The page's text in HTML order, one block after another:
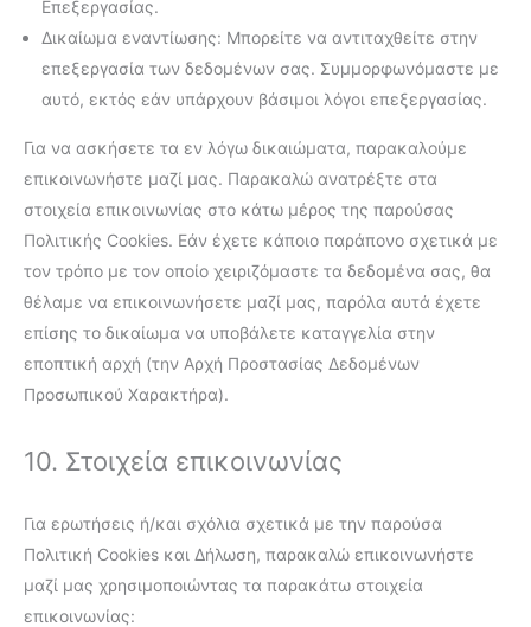
Επεξεργασίας.
Δικαίωμα εναντίωσης: Μπορείτε να αντιταχθείτε στην
επεξεργασία των δεδομένων σας. Συμμορφωνόμαστε με
αυτό, εκτός εάν υπάρχουν βάσιμοι λόγοι επεξεργασίας.
Για να ασκήσετε τα εν λόγω δικαιώματα, παρακαλούμε
επικοινωνήστε μαζί μας. Παρακαλώ ανατρέξτε στα
στοιχεία επικοινωνίας στο κάτω μέρος της παρούσας
Πολιτικής Cookies. Εάν έχετε κάποιο παράπονο σχετικά με
τον τρόπο με τον οποίο χειριζόμαστε τα δεδομένα σας, θα
θέλαμε να επικοινωνήσετε μαζί μας, παρόλα αυτά έχετε
επίσης το δικαίωμα να υποβάλετε καταγγελία στην
εποπτική αρχή (την Αρχή Προστασίας Δεδομένων
Προσωπικού Χαρακτήρα).
10. Στοιχεία επικοινωνίας
Για ερωτήσεις ή/και σχόλια σχετικά με την παρούσα
Πολιτική Cookies και Δήλωση, παρακαλώ επικοινωνήστε
μαζί μας χρησιμοποιώντας τα παρακάτω στοιχεία
επικοινωνίας: